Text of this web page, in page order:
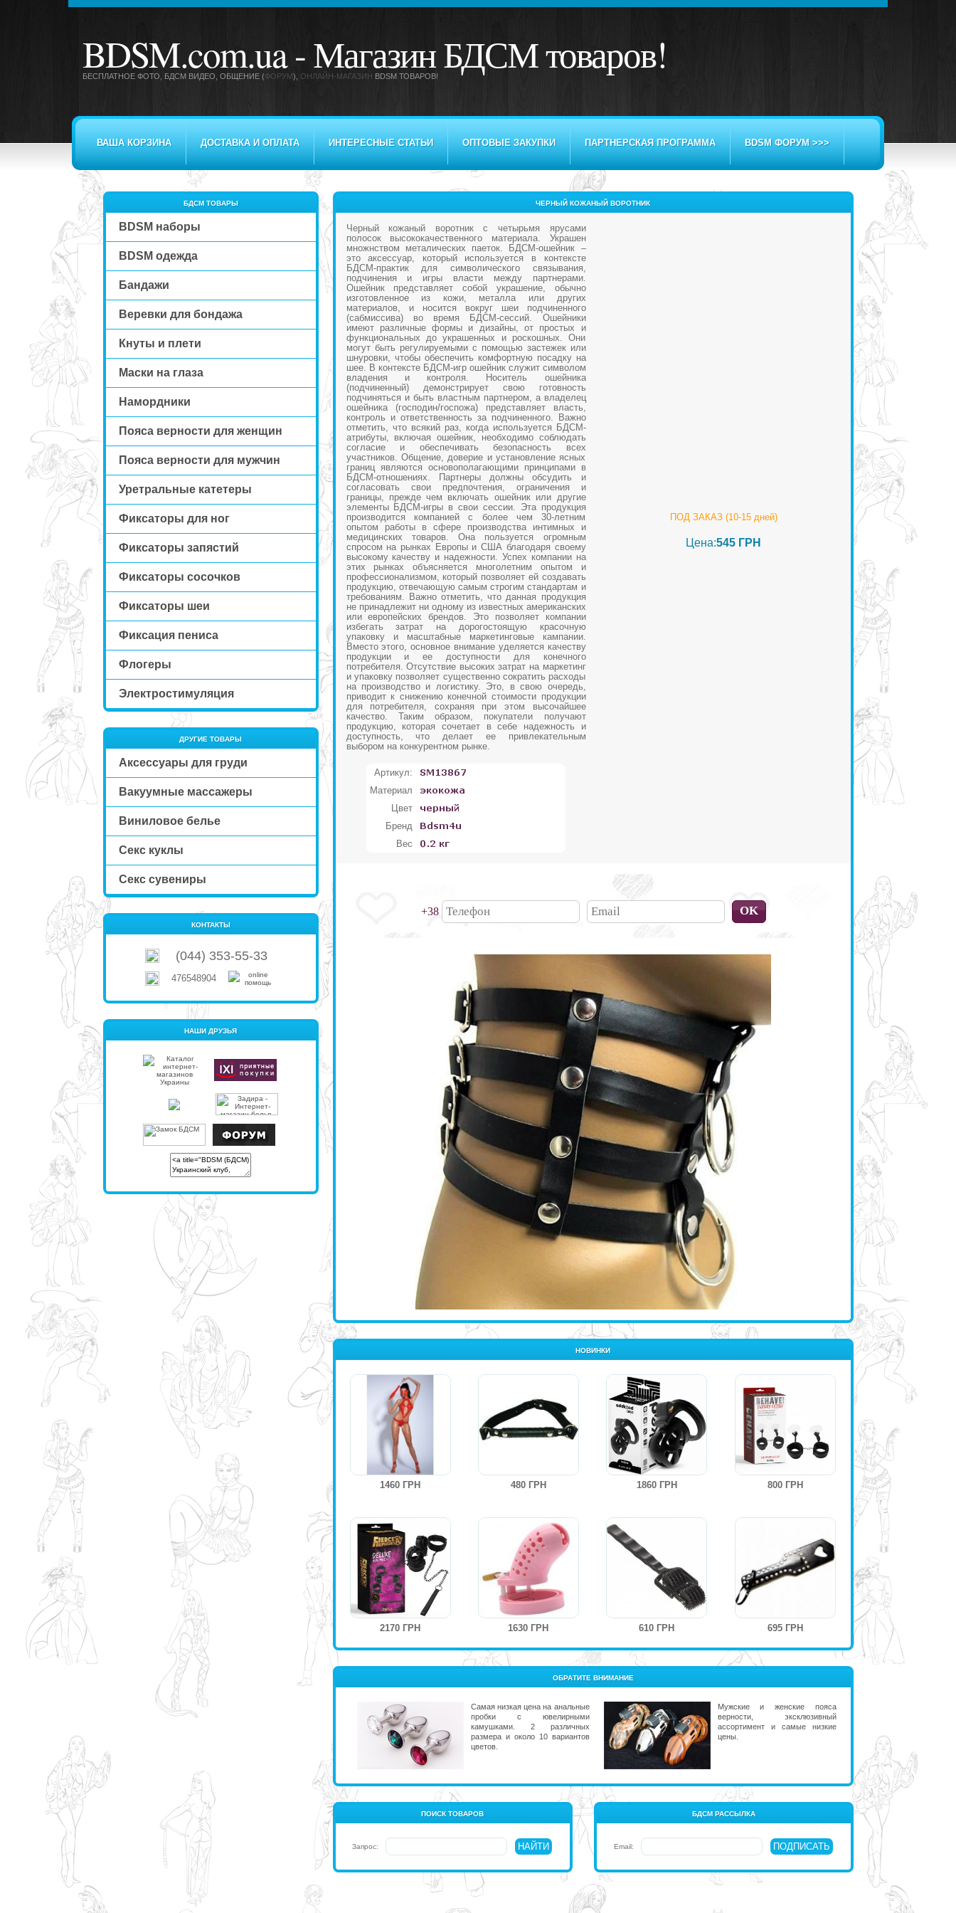
BDSM.com.ua -Магазин БДСМ товаров!
БЕСПЛАТНОЕ ФОТО, БДСМ ВИДЕО , ОБЩЕНИЕ (ФОРУМ), ОНЛАЙН-МАГАЗИН BDSM ТОВАРОВ!
ВАША КОРЗИНА ДОСТАВКА И ОПЛАТА ИНТЕРЕСНЫЕ СТАТЬИ ОПТОВЫЕ ЗАКУПКИ ПАРТНЕРСКАЯ ПРОГРАММА BDSM ФОРУМ >>>
БДСМ ТОВАРЫ
BDSM наборы
BDSM одежда
Бандажи
Веревки для бондажа
Кнуты и плети
Маски на глаза
Намордники
Пояса верности для женщин
Пояса верности для мужчин
Уретральные катетеры
Фиксаторы для ног
Фиксаторы запястий
Фиксаторы сосочков
Фиксаторы шеи
Фиксация пениса
Флогеры
Электростимуляция
ДРУГИЕ ТОВАРЫ
Аксессуары для груди
Вакуумные массажеры
Виниловое белье
Секс куклы
Секс сувениры
КОНТАКТЫ
(044) 353-55-33
476548904
НАШИ ДРУЗЬЯ
ЧЕРНЫЙ КОЖАНЫЙ ВОРОТНИК
Черный кожаный воротник с четырьмя ярусами
полосок высококачественного материала. Украшен
множнством металических паеток. БДСМ-ошейник –
это аксессуар, который используется в контексте
БДСМ-практик для символического связывания,
подчинения и игры власти между партнерами.
Ошейник представляет собой украшение, обычно
изготовленное из кожи, металла или других
материалов, и носится вокруг шеи подчиненного
(сабмиссива) во время БДСМ-сессий. Ошейники
имеют различные формы и дизайны, от простых и
функциональных до украшенных и роскошных. Они
могут быть регулируемыми с помощью застежек или
шнуровки, чтобы обеспечить комфортную посадку на
шее. В контексте БДСМ-игр ошейник служит символом
владения и контроля. Носитель ошейника
(подчиненный) демонстрирует свою готовность
подчиняться и быть властным партнером, а владелец
ошейника (господин/госпожа) представляет власть,
контроль и ответственность за подчиненного. Важно
отметить, что всякий раз, когда используется БДСМ-
атрибуты, включая ошейник, необходимо соблюдать
согласие и обеспечивать безопасность всех
участников. Общение, доверие и установление ясных
границ являются основополагающими принципами в
БДСМ-отношениях. Партнеры должны обсудить и
согласовать свои предпочтения, ограничения и
границы, прежде чем включать ошейник или другие
элементы БДСМ-игры в свои сессии. Эта продукция
производится компанией с более чем 30-летним
опытом работы в сфере производства интимных и
медицинских товаров. Она пользуется огромным
спросом на рынках Европы и США благодаря своему
высокому качеству и надежности. Успех компании на
этих рынках объясняется многолетним опытом и
профессионализмом, который позволяет ей создавать
продукцию, отвечающую самым строгим стандартам и
требованиям. Важно отметить, что данная продукция
не принадлежит ни одному из известных американских
или европейских брендов. Это позволяет компании
избегать затрат на дорогостоящую красочную
упаковку и масштабные маркетинговые кампании.
Вместо этого, основное внимание уделяется качеству
продукции и ее доступности для конечного
потребителя. Отсутствие высоких затрат на маркетинг
и упаковку позволяет существенно сократить расходы
на производство и логистику. Это, в свою очередь,
приводит к снижению конечной стоимости продукции
для потребителя, сохраняя при этом высочайшее
качество. Таким образом, покупатели получают
продукцию, которая сочетает в себе надежность и
доступность, что делает ее привлекательным
выбором на конкурентном рынке.
Артикул:
Материал
Цвет
Бренд
Вес
ПОД ЗАКАЗ (10-15 дней)
Цена:545 ГРН
НОВИНКИ
1460 ГРН 480 ГРН 1860 ГРН 800 ГРН
2170 ГРН 1630 ГРН 610 ГРН 695 ГРН
ОБРАТИТЕ ВНИМАНИЕ
Самая низкая цена на анальные
пробки с ювелирными
камушками. 2 различных
размера и около 10 вариантов
цветов.
Мужские и женские пояса
верности, эксклюзивный
ассортимент и самые низкие
цены.
ПОИСК ТОВАРОВ
Запрос:
БДСМ РАССЫЛКА
Email: